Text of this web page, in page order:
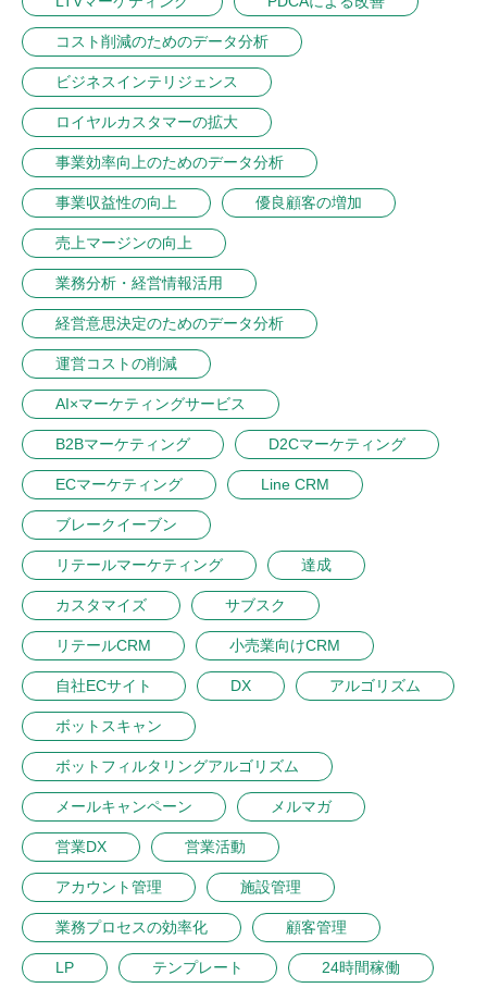
コスト削減のためのデータ分析
ビジネスインテリジェンス
ロイヤルカスタマーの拡大
事業効率向上のためのデータ分析
事業収益性の向上 優良顧客の増加
売上マージンの向上
業務分析・経営情報活用
経営意思決定のためのデータ分析
運営コストの削減
AI×マーケティングサービス
B2Bマーケティング D2Cマーケティング
ECマーケティング Line CRM
ブレークイーブン
リテールマーケティング 達成
カスタマイズ サブスク
リテールCRM 小売業向けCRM
自社ECサイト DX アルゴリズム
ボットスキャン
ボットフィルタリングアルゴリズム
メールキャンペーン メルマガ
営業DX 営業活動
アカウント管理 施設管理
業務プロセスの効率化 顧客管理
LP テンプレート 24時間稼働